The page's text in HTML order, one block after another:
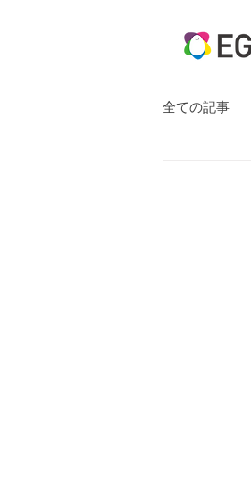
全ての記事